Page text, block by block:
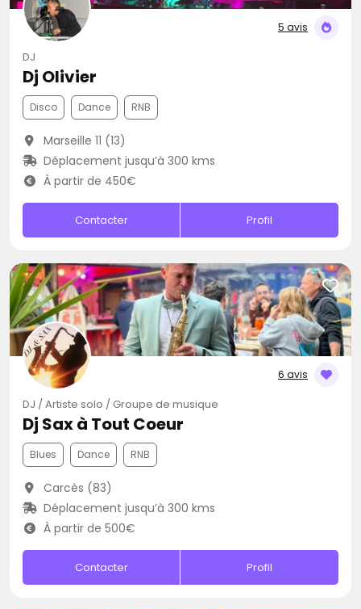
5 avis
DJ
Dj Olivier
Disco Dance RNB
Marseille 11 (13)
Déplacement jusqu’à 300 kms
À partir de 450€
Contacter Profil
6 avis
DJ / Artiste solo / Groupe de musique
Dj Sax à Tout Coeur
Blues Dance RNB
Carcès (83)
Déplacement jusqu’à 300 kms
À partir de 500€
Contacter Profil